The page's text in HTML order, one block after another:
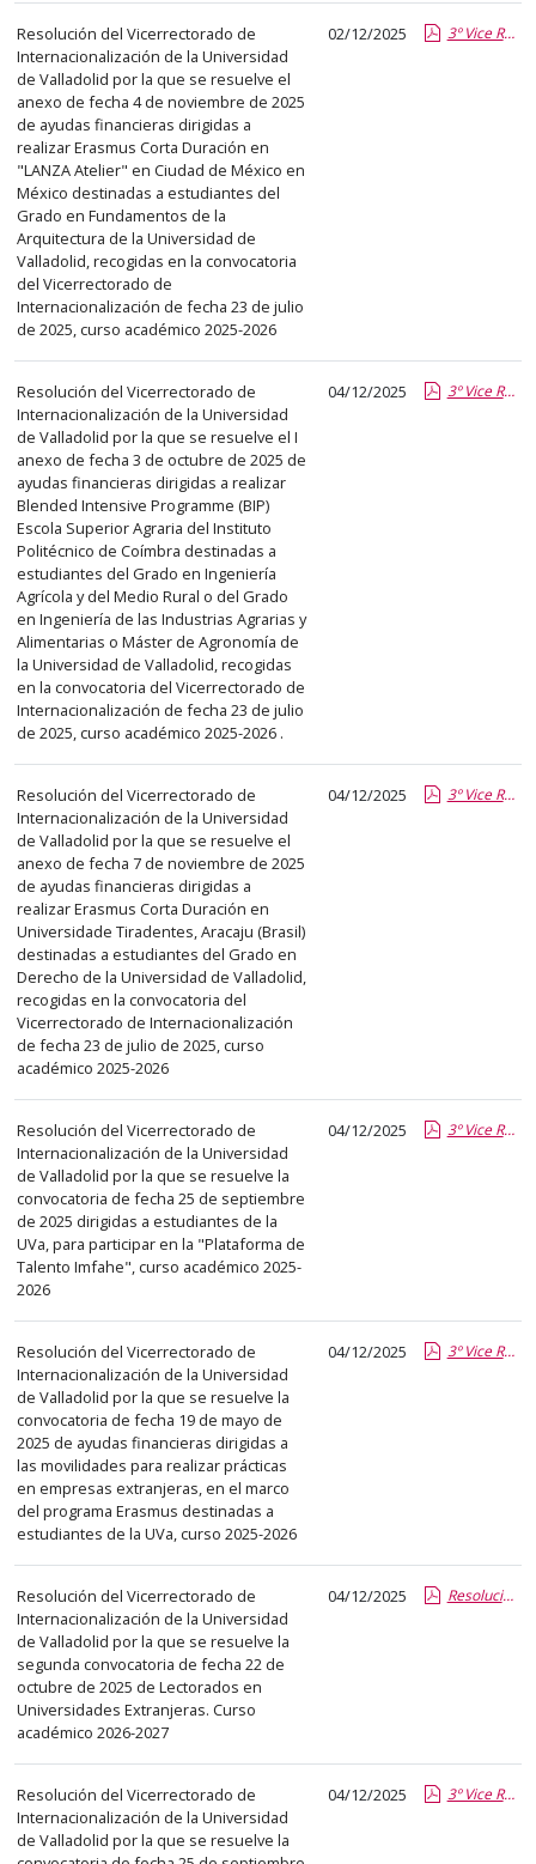
publicación,
en
la
última
columna
el
enlace
que
abre
un
PDF
con
el
detalle
del
anuncio
completo.
Resolución del Vicerrectorado de
Internacionalización de la Universidad
de Valladolid por la que se resuelve el
anexo de fecha 4 de noviembre de 2025
de ayudas financieras dirigidas a
realizar Erasmus Corta Duración en
"LANZA Atelier" en Ciudad de México en
México destinadas a estudiantes del
Grado en Fundamentos de la
Arquitectura de la Universidad de
Valladolid, recogidas en la convocatoria
del Vicerrectorado de
Internacionalización de fecha 23 de julio
de 2025, curso académico 2025-2026
02/12/2025 3º Vice RRII CD ARQUITECTURA.pdf.pdf
Resolución del Vicerrectorado de
Internacionalización de la Universidad
de Valladolid por la que se resuelve el I
anexo de fecha 3 de octubre de 2025 de
ayudas financieras dirigidas a realizar
Blended Intensive Programme (BIP)
Escola Superior Agraria del Instituto
Politécnico de Coímbra destinadas a
estudiantes del Grado en Ingeniería
Agrícola y del Medio Rural o del Grado
en Ingeniería de las Industrias Agrarias y
Alimentarias o Máster de Agronomía de
la Universidad de Valladolid, recogidas
en la convocatoria del Vicerrectorado de
Internacionalización de fecha 23 de julio
de 2025, curso académico 2025-2026 .
04/12/2025 3º Vice RRII BIP COIMBRA RAUL ARAUJO.pdf.pdf
Resolución del Vicerrectorado de
Internacionalización de la Universidad
de Valladolid por la que se resuelve el
anexo de fecha 7 de noviembre de 2025
de ayudas financieras dirigidas a
realizar Erasmus Corta Duración en
Universidade Tiradentes, Aracaju (Brasil)
destinadas a estudiantes del Grado en
Derecho de la Universidad de Valladolid,
recogidas en la convocatoria del
Vicerrectorado de Internacionalización
de fecha 23 de julio de 2025, curso
académico 2025-2026
04/12/2025 3º Vice RRII CD ARQUITECTURA.pdf.pdf
Resolución del Vicerrectorado de
Internacionalización de la Universidad
de Valladolid por la que se resuelve la
convocatoria de fecha 25 de septiembre
de 2025 dirigidas a estudiantes de la
UVa, para participar en la "Plataforma de
Talento Imfahe", curso académico 2025-
2026
04/12/2025 3º Vice RRII IMFAHE estudiantes.pdf.pdf
Resolución del Vicerrectorado de
Internacionalización de la Universidad
de Valladolid por la que se resuelve la
convocatoria de fecha 19 de mayo de
2025 de ayudas financieras dirigidas a
las movilidades para realizar prácticas
en empresas extranjeras, en el marco
del programa Erasmus destinadas a
estudiantes de la UVa, curso 2025-2026
04/12/2025 3º Vice RRII ERASMUS.pdf.pdf
Resolución del Vicerrectorado de
Internacionalización de la Universidad
de Valladolid por la que se resuelve la
segunda convocatoria de fecha 22 de
octubre de 2025 de Lectorados en
Universidades Extranjeras. Curso
académico 2026-2027
04/12/2025 Resolución Lectorados 26-27_2C.pdf.pdf
Resolución del Vicerrectorado de
Internacionalización de la Universidad
de Valladolid por la que se resuelve la
04/12/2025 3º Vice RRII IMFAHE PDI.pdf.pdf